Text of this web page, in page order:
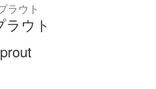
ラウト
ウト